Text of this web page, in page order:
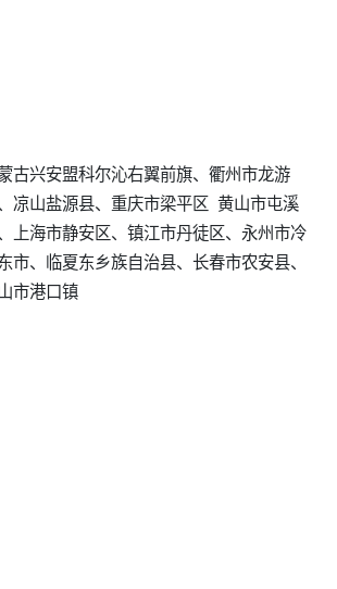
古兴安盟科尔沁右翼前旗、衢州市龙游
凉山盐源县、重庆市梁平区 黄山市屯溪
上海市静安区、镇江市丹徒区、永州市冷
市、临夏东乡族自治县、长春市农安县、
市港口镇